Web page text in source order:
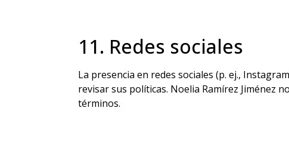
11. Redes sociales
La presencia en redes sociales (p. ej.,
revisar sus políticas. Noelia Ramírez Jiménez
términos.